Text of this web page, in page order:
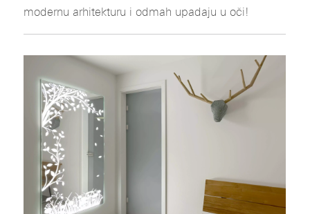
modernu arhitekturu i odmah upadaju u oči!